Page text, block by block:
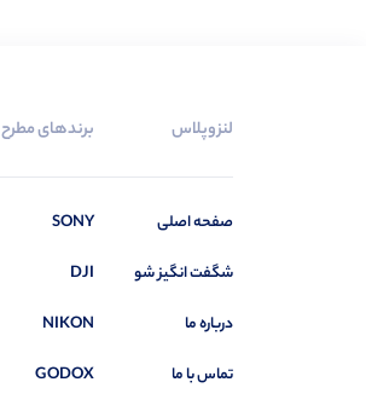
لنزوپلاس
صفحه اصلی
شگفت انگیز شو
درباره ما
تماس با ما
برندهای مطرح
SONY
DJI
NIKON
GODOX